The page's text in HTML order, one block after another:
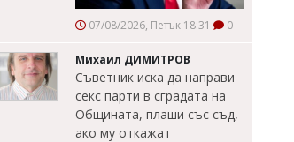
07/08/2026, Петък 18:31 0
Михаил ДИМИТРОВ
Съветник иска да направи
секс парти в сградата на
Общината, плаши със съд,
ако му откажат